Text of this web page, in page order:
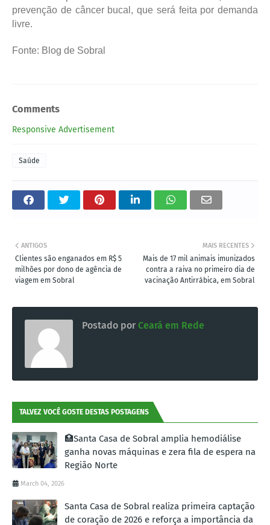
prevenção de câncer bucal, que será feita por demanda
livre.
Fonte: Blog de Sobral
Comments
Responsive Advertisement
Saúde
MAIS RECENTES
Mais de 17 mil animais imunizados
contra a raiva no primeiro dia de
vacinação Antirrábica, em Sobral
ANTIGOS
Clientes são enganados em R$ 5
milhões por dono de agência de
viagem em Sobral
Postado por Ceará em Rede
TALVEZ VOCÊ GOSTE DESTAS POSTAGENS
🏥Santa Casa de Sobral amplia hemodiálise
ganha novas máquinas e zera fila de espera na
Região Norte
March 04, 2026
Santa Casa de Sobral realiza primeira captação
de coração de 2026 e reforça a importância da